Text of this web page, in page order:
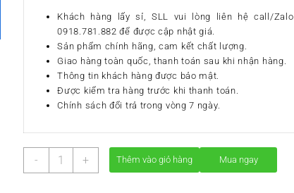
Khách hàng lấy sỉ, SLL vui lòng liên hệ call/Zalo
0918.781.882 để được cập nhật giá.
Sản phẩm chính hãng, cam kết chất lượng.
Giao hàng toàn quốc, thanh toán sau khi nhận hàng.
Thông tin khách hàng được bảo mật.
Được kiểm tra hàng trước khi thanh toán.
Chính sách đổi trả trong vòng 7 ngày.
-
Calci
+ Thêm vào giỏ hàng Mua ngay